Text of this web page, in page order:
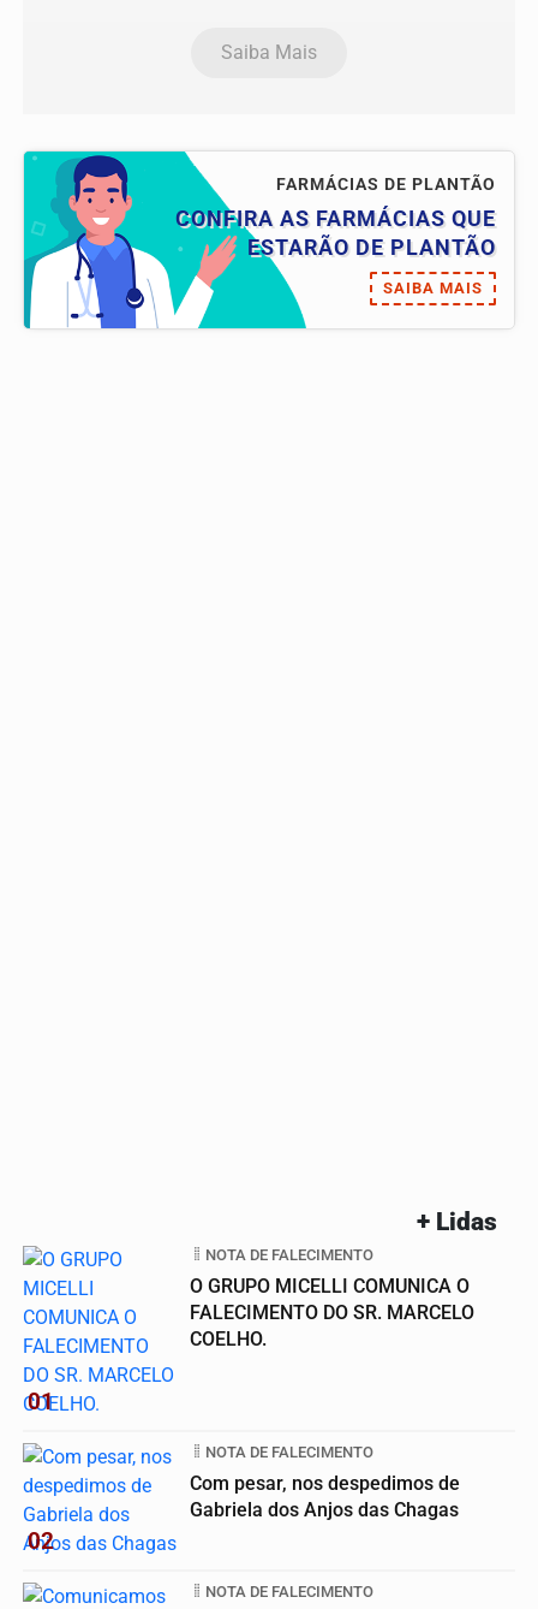
Saiba Mais
FARMÁCIAS DE PLANTÃO
CONFIRA AS FARMÁCIAS QUE
ESTARÃO DE PLANTÃO
SAIBA MAIS
+ Lidas
01
NOTA DE FALECIMENTO
O GRUPO MICELLI COMUNICA O
FALECIMENTO DO SR. MARCELO
COELHO.
02
NOTA DE FALECIMENTO
Com pesar, nos despedimos de
Gabriela dos Anjos das Chagas
NOTA DE FALECIMENTO